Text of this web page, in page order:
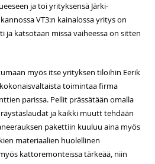
ja toi yrityksensä Järki-
VT3:n kainalossa yritys on
ja katsotaan missä vaiheessa on sitten
myös itse yrityksen tiloihin Eerik
toimintaa firma
parissa. Pellit prässätään omalla
ja kaikki muutt tehdään
pakettiin kuuluu aina myös
materiaalien huolellinen
kattoremonteissa tärkeää, niin